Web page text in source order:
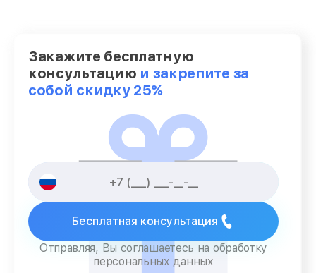
Закажите бесплатную
консультацию и закрепите за
собой скидку 25%
Бесплатная консультация
Отправляя, Вы соглашаетесь на обработку
персональных данных